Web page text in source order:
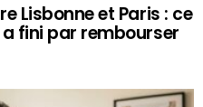
Lisbonne et Paris : ce
fini par rembourser